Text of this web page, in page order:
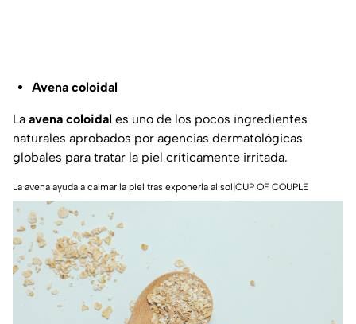
Avena coloidal
La avena coloidal es uno de los pocos ingredientes
naturales aprobados por agencias dermatológicas
globales para tratar la piel críticamente irritada.
La avena ayuda a calmar la piel tras exponerla al sol|CUP OF COUPLE